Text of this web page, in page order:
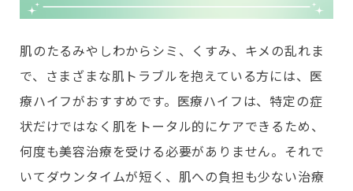
肌のたるみやしわからシミ、くすみ、キメの乱れま
で、さまざまな肌トラブルを抱えている方には、医
療ハイフがおすすめです。医療ハイフは、特定の症
状だけではなく肌をトータル的にケアできるため、
何度も美容治療を受ける必要がありません。それで
いてダウンタイムが短く、肌への負担も少ない治療